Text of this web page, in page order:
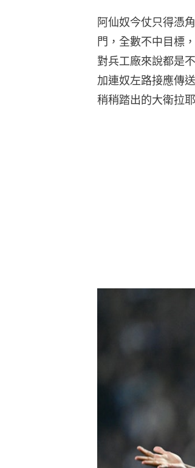
阿仙奴今仗只得憑
門，全數不中目標
對兵工廠來說都是
加連奴左路接應傳
稍稍踏出的大衛拉